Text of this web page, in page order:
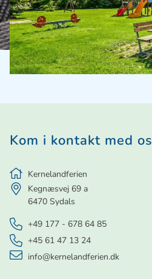
Kom i kontakt med os
Kernelandferien
Kegnæsvej 69 a
6470 Sydals
+49 177 - 678 64 85
+45 61 47 13 24
info@kernelandferien.dk